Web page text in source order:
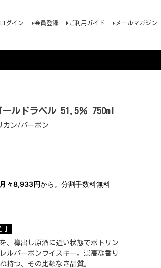
ログイン 会員登録 ご利用ガイド メールマガジン
ルドラベル 51.5％ 750ml
カン/バーボン
月々8,933円から。分割手数料無料
]
、樽出し原酒に近い状態でボトリン
ルバーボンウイスキー。崇高な香り
持つ、その比類なき品質。